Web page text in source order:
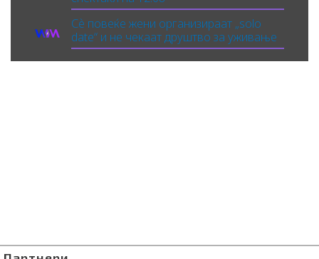
Сè повеќе жени организираат „solo
date“ и не чекаат друштво за уживање